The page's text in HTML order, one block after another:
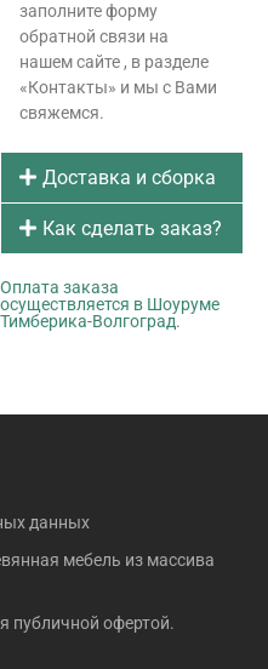
заполните форму
обратной связи на
нашем сайте , в разделе
«Контакты» и мы с Вами
свяжемся.
Доставка и сборка
Как сделать заказ?
Оплата заказа
осуществляется в Шоуруме
Тимберика-Волгоград.
данных
мебель из массива
публичной офертой.